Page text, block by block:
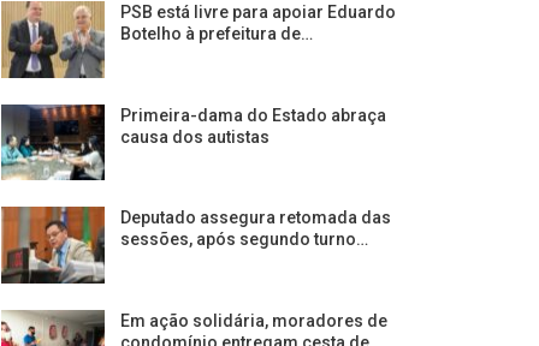
PSB está livre para apoiar Eduardo
Botelho à prefeitura de…
Primeira-dama do Estado abraça
causa dos autistas
Deputado assegura retomada das
sessões, após segundo turno…
Em ação solidária, moradores de
condomínio entregam cesta de…